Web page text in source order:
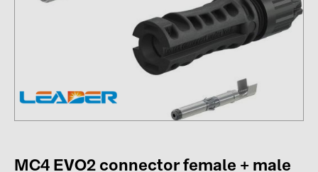
Invertoru aksesuāri (84)
Enerģijas uzglabāšana (71)
Instalācijas (87)
MC4 EVO2 connector female + male